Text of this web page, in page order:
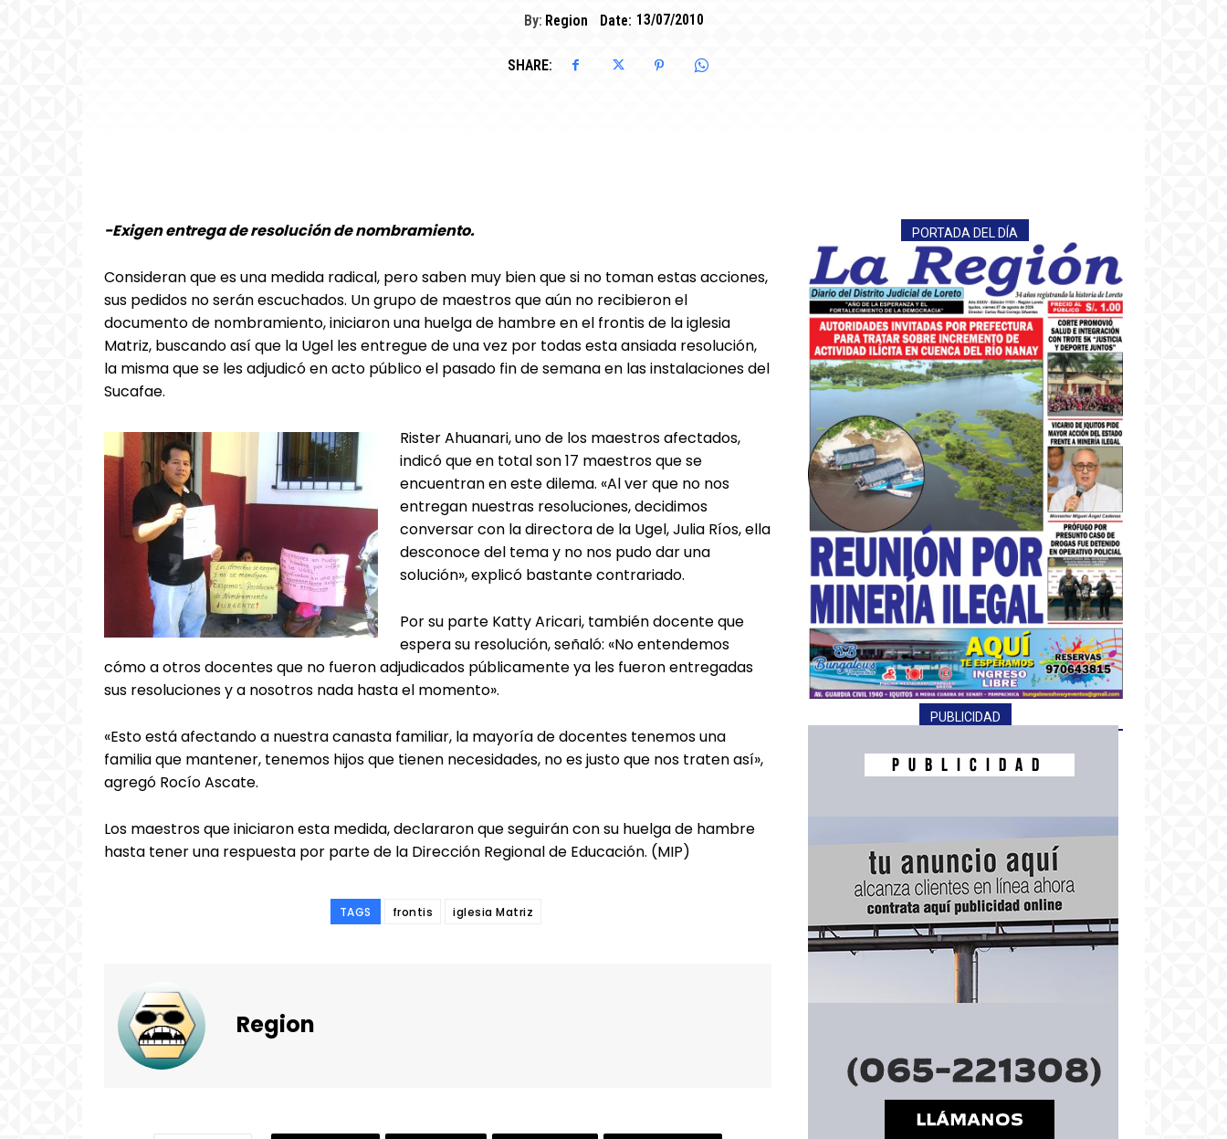
By: Region Date: 13/07/2010
SHARE:
-Exigen entrega de resolución de nombramiento.
Consideran que es una medida radical, pero saben muy bien que si no toman estas acciones,
sus pedidos no serán escuchados. Un grupo de maestros que aún no recibieron el
documento de nombramiento, iniciaron una huelga de hambre en el frontis de la iglesia
Matriz, buscando así que la Ugel les entregue de una vez por todas esta ansiada resolución,
la misma que se les adjudicó en acto público el pasado fin de semana en las instalaciones del
Sucafae.
Rister Ahuanari, uno de los maestros afectados,
indicó que en total son 17 maestros que se
encuentran en este dilema. «Al ver que no nos
entregan nuestras resoluciones, decidimos
conversar con la directora de la Ugel, Julia Ríos, ella
desconoce del tema y no nos pudo dar una
solución», explicó bastante contrariado.
Por su parte Katty Aricari, también docente que
espera su resolución, señaló: «No entendemos
cómo a otros docentes que no fueron adjudicados públicamente ya les fueron entregadas
sus resoluciones y a nosotros nada hasta el momento».
«Esto está afectando a nuestra canasta familiar, la mayoría de docentes tenemos una
familia que mantener, tenemos hijos que tienen necesidades, no es justo que nos traten así»,
agregó Rocío Ascate.
Los maestros que iniciaron esta medida, declararon que seguirán con su huelga de hambre
hasta tener una respuesta por parte de la Dirección Regional de Educación. (MIP)
TAGS frontis iglesia Matriz
Region
PORTADA DEL DÍA
PUBLICIDAD